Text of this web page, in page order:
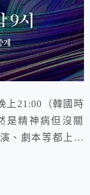
上21:00（韓國時
是精神病但沒關
、劇本等都上名